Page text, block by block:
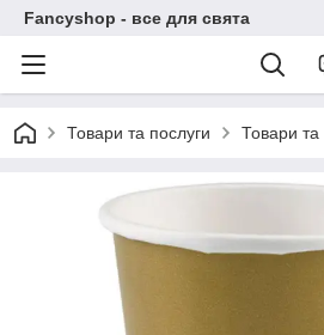
Fancyshop - все для свята
Товари та послуги Товари та